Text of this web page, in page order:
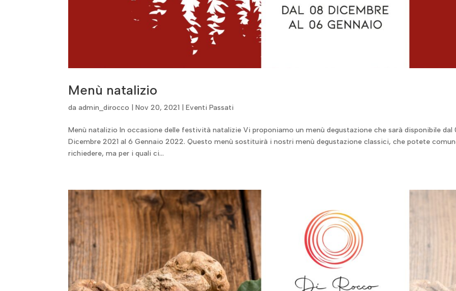
Menù natalizio
daadmin_dirocco |Nov 20, 2021 |Eventi Passati
Menù natalizio In occasione delle festività natalizie Vi proponiamo un menù degustazione che sarà disponibile dal
Dicembre 2021 al 6 Gennaio 2022. Questo menù sostituirà i nostri menù degustazione classici, che potete
richiedere, ma per i quali ci...